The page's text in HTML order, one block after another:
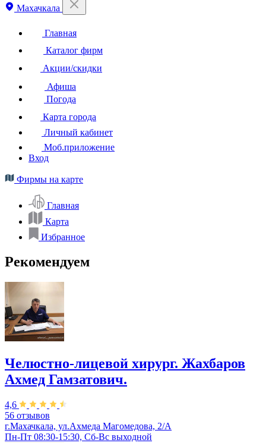
Махачкала
Главная
Каталог фирм
Акции/скидки
Афиша
Погода
Карта города
Личный кабинет
Моб.приложение
Вход
Фирмы на карте
Главная
Карта
Избранное
Рекомендуем
Челюстно-лицевой хирург. Жахбаров
Ахмед Гамзатович.
4,6
56 отзывов
г.Махачкала, ул.Ахмеда Магомедова, 2/А
Пн-Пт 08:30-15:30, Сб-Вс выходной